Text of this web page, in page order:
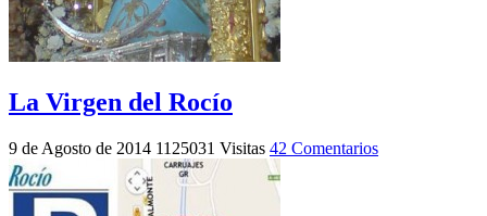
La Virgen del Rocío
9 de Agosto de 2014 1125031 Visitas 42 Comentarios